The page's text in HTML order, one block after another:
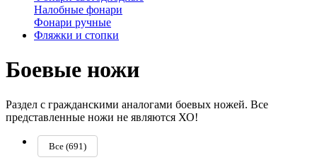
Налобные фонари
Фонари ручные
Фляжки и стопки
Боевые ножи
Раздел с гражданскими аналогами боевых ножей. Все
представленные ножи не являются ХО!
Все (691)